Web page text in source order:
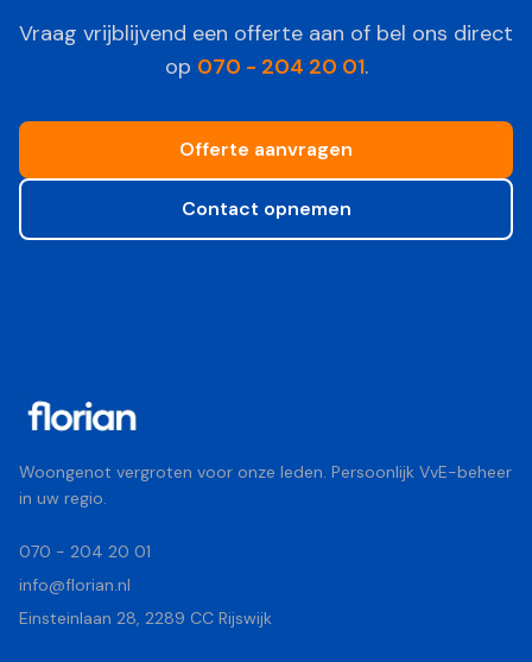
Vraag vrijblijvend een offerte aan of bel ons direct
op 070 - 204 20 01.
Offerte aanvragen
Contact opnemen
Woongenot vergroten voor onze leden. Persoonlijk VvE-beheer
in uw regio.
070 - 204 20 01
info@florian.nl
Einsteinlaan 28, 2289 CC Rijswijk